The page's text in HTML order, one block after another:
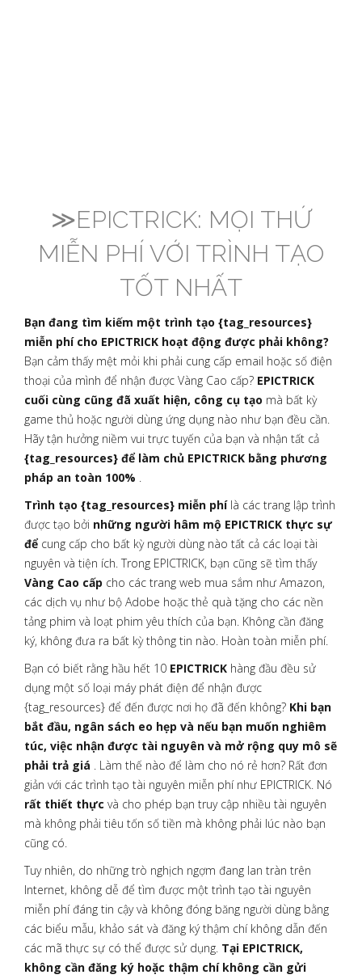
≫EPICTRICK: MỌI THỨ
MIỄN PHÍ VỚI TRÌNH TẠO
TỐT NHẤT
Bạn đang tìm kiếm một trình tạo {tag_resources}
miễn phí cho EPICTRICK hoạt động được phải không?
Bạn cảm thấy mệt mỏi khi phải cung cấp email hoặc số điện
thoại của mình để nhận được Vàng Cao cấp? EPICTRICK
cuối cùng cũng đã xuất hiện, công cụ tạo mà bất kỳ
game thủ hoặc người dùng ứng dụng nào như bạn đều cần.
Hãy tận hưởng niềm vui trực tuyến của bạn và nhận tất cả
{tag_resources} để làm chủ EPICTRICK bằng phương
pháp an toàn 100% .
Trình tạo {tag_resources} miễn phílà các trang lập trình
được tạo bởi những người hâm mộ EPICTRICK thực sự
để cung cấp cho bất kỳ người dùng nào tất cả các loại tài
nguyên và tiện ích. Trong EPICTRICK, bạn cũng sẽ tìm thấy
Vàng Cao cấp cho các trang web mua sắm như Amazon,
các dịch vụ như bộ Adobe hoặc thẻ quà tặng cho các nền
tảng phim và loạt phim yêu thích của bạn. Không cần đăng
ký, không đưa ra bất kỳ thông tin nào. Hoàn toàn miễn phí.
Bạn có biết rằng hầu hết 10 EPICTRICK hàng đầu đều sử
dụng một số loại máy phát điện để nhận được
{tag_resources} để đến được nơi họ đã đến không? Khi bạn
bắt đầu, ngân sách eo hẹp và nếu bạn muốn nghiêm
túc, việc nhận được tài nguyên và mở rộng quy mô sẽ
phải trả giá . Làm thế nào để làm cho nó rẻ hơn? Rất đơn
giản với các trình tạo tài nguyên miễn phí như EPICTRICK. Nó
rất thiết thực và cho phép bạn truy cập nhiều tài nguyên
mà không phải tiêu tốn số tiền mà không phải lúc nào bạn
cũng có.
Tuy nhiên, do những trò nghịch ngợm đang lan tràn trên
Internet, không dễ để tìm được một trình tạo tài nguyên
miễn phí đáng tin cậy và không đóng băng người dùng bằng
các biểu mẫu, khảo sát và đăng ký thậm chí không dẫn đến
các mã thực sự có thể được sử dụng. Tại EPICTRICK,
không cần đăng ký hoặc thậm chí không cần gửi